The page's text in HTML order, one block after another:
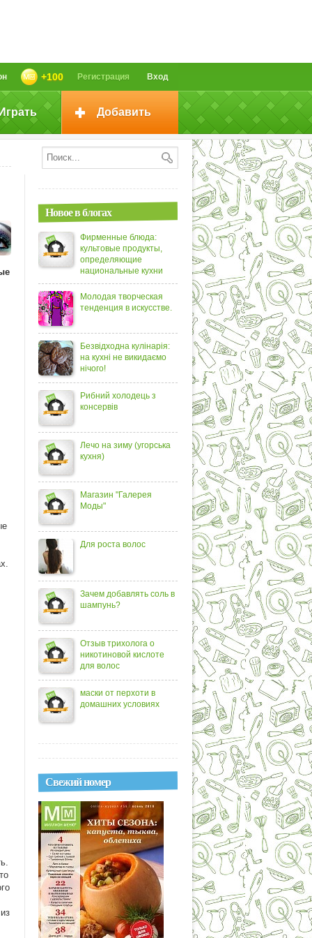
Вход
Регистрация
+100
Добавить
Новое в блогах
Фирменные блюда:
культовые продукты,
определяющие
национальные кухни
Молодая творческая
тенденция в искусстве.
Безвідходна кулінарія:
на кухні не викидаємо
нічого!
Рибний холодець з
консервів
Лечо на зиму (угорська
кухня)
Магазин "Галерея
Моды"
Для роста волос
Зачем добавлять соль в
шампунь?
Отзыв трихолога о
никотиновой кислоте
для волос
маски от перхоти в
домашних условиях
Свежий номер